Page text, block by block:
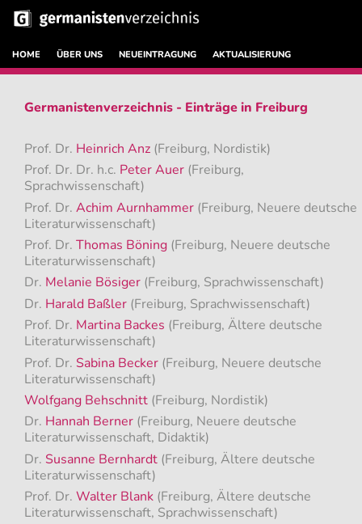
HOME ÜBER UNS NEUEINTRAGUNG AKTUALISIERUNG
Germanistenverzeichnis - Einträge in Freiburg
Prof. Dr. Heinrich Anz (Freiburg, Nordistik)
Prof. Dr. Dr. h.c. Peter Auer (Freiburg,
Sprachwissenschaft)
Prof. Dr. Achim Aurnhammer (Freiburg, Neuere deutsche
Literaturwissenschaft)
Prof. Dr. Thomas Böning (Freiburg, Neuere deutsche
Literaturwissenschaft)
Dr. Melanie Bösiger (Freiburg, Sprachwissenschaft)
Dr. Harald Baßler (Freiburg, Sprachwissenschaft)
Prof. Dr. Martina Backes (Freiburg, Ältere deutsche
Literaturwissenschaft)
Prof. Dr. Sabina Becker (Freiburg, Neuere deutsche
Literaturwissenschaft)
Wolfgang Behschnitt (Freiburg, Nordistik)
Dr. Hannah Berner (Freiburg, Neuere deutsche
Literaturwissenschaft, Didaktik)
Dr. Susanne Bernhardt (Freiburg, Ältere deutsche
Literaturwissenschaft)
Prof. Dr. Walter Blank (Freiburg, Ältere deutsche
Literaturwissenschaft, Sprachwissenschaft)